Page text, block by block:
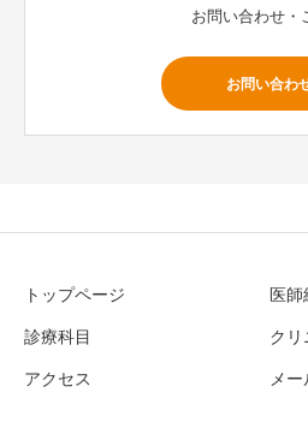
お問い合わせ・
お問い合わ
トップページ 医師
診療科目 クリ
アクセス メー